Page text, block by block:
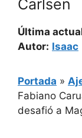
Carlsen
Última
Autor: Isaac
Portada »
Fabiano
desafió a